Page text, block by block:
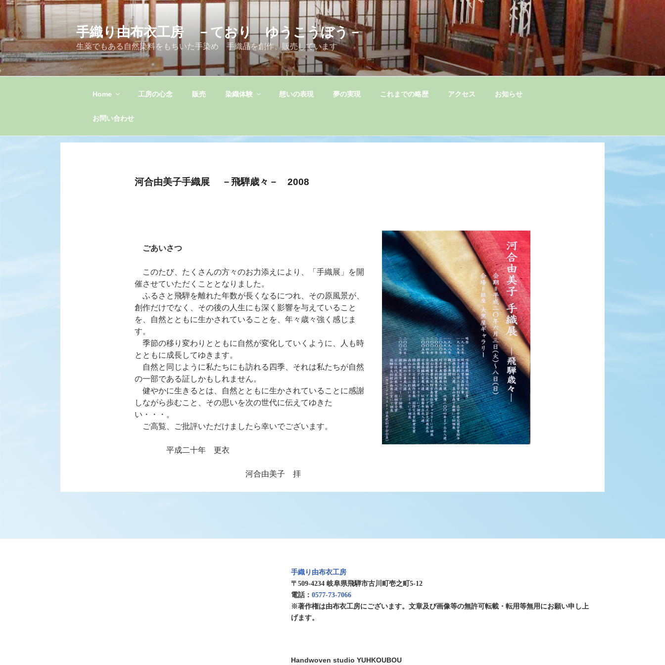
コ
テ
ン
ツ
へ
ス
手織り由布衣工房 －ており ゆうこうぼう－
生薬でもある自然染料をもちいた手染め 手織品を創作、販売しています
Home 工房の心念 販売 染織体験 想いの表現 夢の実現 これまでの略歴 アクセス お知らせ
お問い合わせ
河合由美子手織展 －飛騨歳々－ 2008
ごあいさつ
このたび、たくさんの方々のお力添えにより、「手織展」を開
催させていただくこととなりました。
ふるさと飛騨を離れた年数が長くなるにつれ、その原風景が、
創作だけでなく、その後の人生にも深く影響を与えていること
を、自然とともに生かされていることを、年々歳々強く感じま
す。
季節の移り変わりとともに自然が変化していくように、人も時
とともに成長してゆきます。
自然と同じように私たちにも訪れる四季、それは私たちが自然
の一部である証しかもしれません。
健やかに生きるとは、自然とともに生かされていることに感謝
しながら歩むこと、その思いを次の世代に伝えてゆきた
い・・・。
ご高覧、ご批評いただけましたら幸いでございます。
平成二十年 更衣
河合由美子 拝
手織り由布衣工房
〒509-4234 岐阜県飛騨市古川町壱之町5-12
電話：0577-73-7066
※著作権は由布衣工房にございます。文章及び画像等の無許可転載・転用等無用にお願い申し上
げます。
Handwoven studio YUHKOUBOU